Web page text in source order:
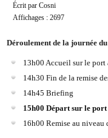
Écrit par Cosni
Affichages : 2697
Déroulement de la journée
13h00 Accueil sur le port
14h30 Fin de la remise
14h45 Briefing
15h00 Départ sur le port
16h00 Remise au niveau